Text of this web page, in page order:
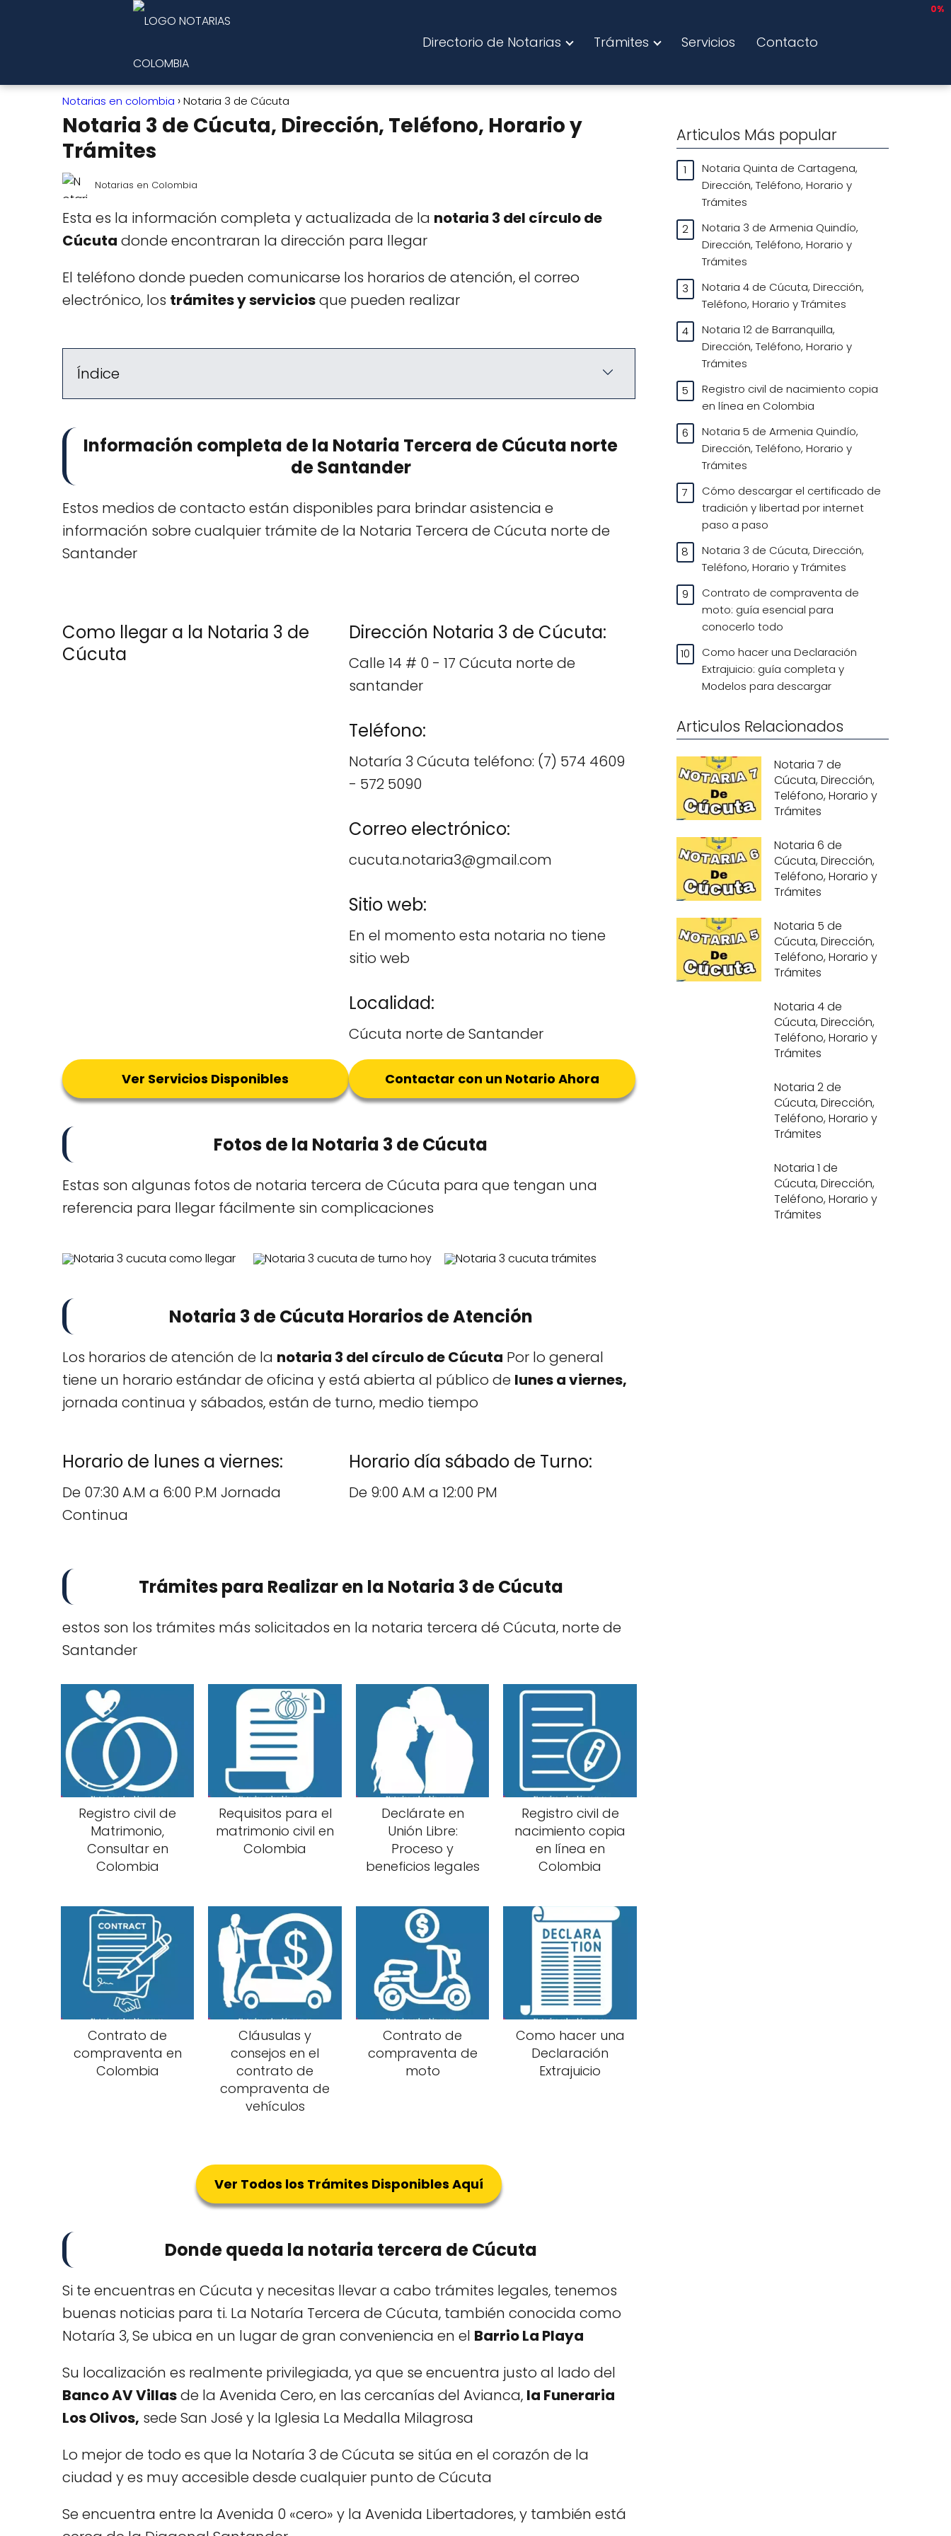
0%
Directorio de Notarias Trámites Servicios Contacto
Notarias en colombia Notaria 3 de Cúcuta
Notaria 3 de Cúcuta, Dirección, Teléfono, Horario y
Trámites
Notarias en Colombia
Esta es la información completa y actualizada de la notaria 3 del círculo de
Cúcuta donde encontraran la dirección para llegar
El teléfono donde pueden comunicarse los horarios de atención, el correo
electrónico, los trámites y serviciosque pueden realizar
Índice
Información completa de la Notaria Tercera de Cúcuta norte
de Santander
Estos medios de contacto están disponibles para brindar asistencia e
información sobre cualquier trámite de la Notaria Tercera de Cúcuta norte de
Santander
Como llegar a la Notaria 3 de
Cúcuta
Dirección Notaria 3 de Cúcuta:
Calle 14 # 0 - 17 Cúcuta norte de
santander
Teléfono:
Notaría 3 Cúcuta teléfono: (7) 574 4609
- 572 5090
Correo electrónico:
cucuta.notaria3@gmail.com
Sitio web:
En el momento esta notaria no tiene
sitio web
Localidad:
Cúcuta norte de Santander
Ver Servicios Disponibles Contactar con un Notario Ahora
Fotos de la Notaria 3 de Cúcuta
Estas son algunas fotos de notaria tercera de Cúcuta para que tengan una
referencia para llegar fácilmente sin complicaciones
Notaria 3 de Cúcuta Horarios de Atención
Los horarios de atención de la notaria 3 del círculo de Cúcuta Por lo general
tiene un horario estándar de oficina y está abierta al público de lunes a viernes,
jornada continua y sábados, están de turno, medio tiempo
Horario de lunes a viernes:
De 07:30 A.M a 6:00 P.M Jornada
Continua
Horario día sábado de Turno:
De 9:00 A.M a 12:00 PM
Trámites para Realizar en la Notaria 3 de Cúcuta
estos son los trámites más solicitados en la notaria tercera dé Cúcuta, norte de
Santander
Registro civil de
Matrimonio,
Consultar en
Colombia
Requisitos para el
matrimonio civil en
Colombia
Declárate en
Unión Libre:
Proceso y
beneficios legales
Registro civil de
nacimiento copia
en línea en
Colombia
Contrato de
compraventa en
Colombia
Cláusulas y
consejos en el
contrato de
compraventa de
vehículos
Contrato de
compraventa de
moto
Como hacer una
Declaración
Extrajuicio
Ver Todos los Trámites Disponibles Aquí
Donde queda la notaria tercera de Cúcuta
Si te encuentras en Cúcuta y necesitas llevar a cabo trámites legales, tenemos
buenas noticias para ti. La Notaría Tercera de Cúcuta, también conocida como
Notaría 3, Se ubica en un lugar de gran conveniencia en el Barrio La Playa
Su localización es realmente privilegiada, ya que se encuentra justo al lado del
Banco AV Villasde la Avenida Cero, en las cercanías del Avianca, la Funeraria
Los Olivos, sede San José y la Iglesia La Medalla Milagrosa
Lo mejor de todo es que la Notaría 3 de Cúcuta se sitúa en el corazón de la
ciudad y es muy accesible desde cualquier punto de Cúcuta
Se encuentra entre la Avenida 0 «cero» y la Avenida Libertadores, y también está
Articulos Más popular
Notaria Quinta de Cartagena,
Dirección, Teléfono, Horario y
Trámites
Notaria 3 de Armenia Quindío,
Dirección, Teléfono, Horario y
Trámites
Notaria 4 de Cúcuta, Dirección,
Teléfono, Horario y Trámites
Notaria 12 de Barranquilla,
Dirección, Teléfono, Horario y
Trámites
Registro civil de nacimiento copia
en línea en Colombia
Notaria 5 de Armenia Quindío,
Dirección, Teléfono, Horario y
Trámites
Cómo descargar el certificado de
tradición y libertad por internet
paso a paso
Notaria 3 de Cúcuta, Dirección,
Teléfono, Horario y Trámites
Contrato de compraventa de
moto: guía esencial para
conocerlo todo
Como hacer una Declaración
Extrajuicio: guía completa y
Modelos para descargar
Articulos Relacionados
Notaria 7 de
Cúcuta, Dirección,
Teléfono, Horario y
Trámites
Notaria 6 de
Cúcuta, Dirección,
Teléfono, Horario y
Trámites
Notaria 5 de
Cúcuta, Dirección,
Teléfono, Horario y
Trámites
Notaria 4 de
Cúcuta, Dirección,
Teléfono, Horario y
Trámites
Notaria 2 de
Cúcuta, Dirección,
Teléfono, Horario y
Trámites
Notaria 1 de
Cúcuta, Dirección,
Teléfono, Horario y
Trámites